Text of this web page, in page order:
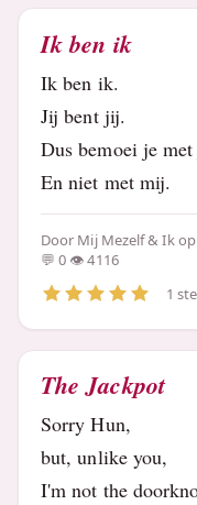
Ik ben ik
Ik ben ik.
Jij bent jij.
Dus bemoei je
En niet met mij.
Door Mij Mezelf & Ikop
0
4116
1
The Jackpot
Sorry Hun,
but, unlike you,
I'm not the